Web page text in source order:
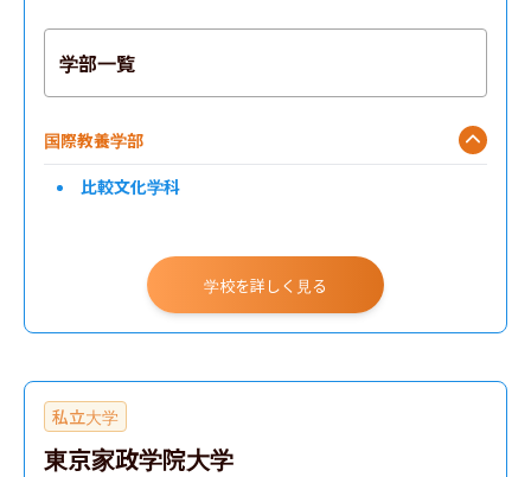
学部一覧
国際教養学部
比較文化学科
学校を詳しく見る
私立大学
東京家政学院大学